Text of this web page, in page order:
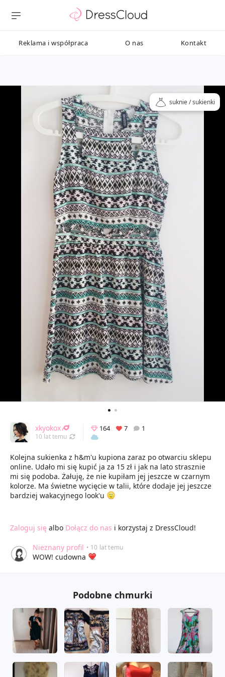
Reklama i współpraca O nas Kontakt
suknie / sukienki
xkyokox
10 lat temu Odświeżony 06.03.2016 19:48
164 7 1
Kolejna sukienka z h&m'u kupiona zaraz po otwarciu sklepu
online. Udało mi się kupić ja za 15 zł i jak na lato strasznie
mi się podoba. Żałuję, że nie kupiłam jej jeszcze w czarnym
kolorze. Ma świetne wycięcie w talii, które dodaje jej jeszcze
bardziej wakacyjnego look'u
Zaloguj się albo Dołącz do nas i korzystaj z DressCloud!
Nieznany profil • 10 lat temu
WOW! cudowna
Podobne chmurki